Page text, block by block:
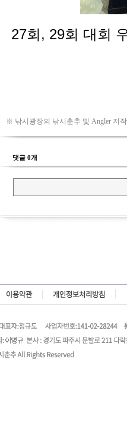
※ 낚시광장의 낚시춘추 및 Angler 저
댓글 0개